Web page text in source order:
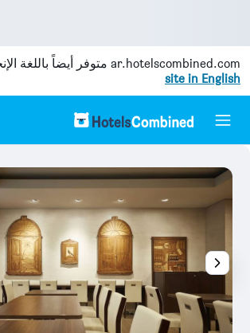
ar.hotelscombined.com متوفر أيضاً باللغة
site in English